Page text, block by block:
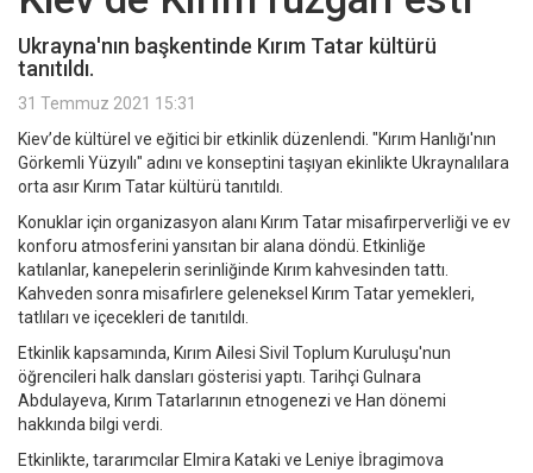
Ukrayna'nın başkentinde Kırım Tatar kültürü
tanıtıldı.
31 Temmuz 2021 15:31
Kiev’de kültürel ve eğitici bir etkinlik düzenlendi. "Kırım Hanlığı'nın
Görkemli Yüzyılı" adını ve konseptini taşıyan ekinlikte Ukraynalılara
orta asır Kırım Tatar kültürü tanıtıldı.
Konuklar için organizasyon alanı Kırım Tatar misafirperverliği ve ev
konforu atmosferini yansıtan bir alana döndü. Etkinliğe
katılanlar, kanepelerin serinliğinde Kırım kahvesinden tattı.
Kahveden sonra misafirlere geleneksel Kırım Tatar yemekleri,
tatlıları ve içecekleri de tanıtıldı.
Etkinlik kapsamında, Kırım Ailesi Sivil Toplum Kuruluşu'nun
öğrencileri halk dansları gösterisi yaptı. Tarihçi Gulnara
Abdulayeva, Kırım Tatarlarının etnogenezi ve Han dönemi
hakkında bilgi verdi.
Etkinlikte, tararımcılar Elmira Kataki ve Leniye İbragimova